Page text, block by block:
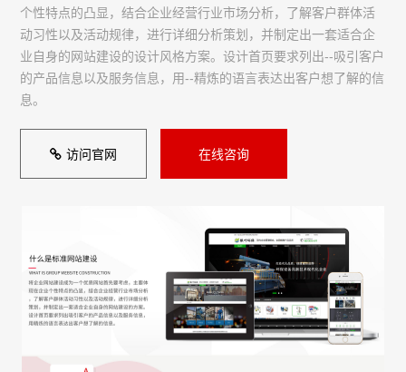
个性特点的凸显，结合企业经营行业市场分析，了解客户群体活
动习性以及活动规律，进行详细分析策划，并制定出一套适合企
业自身的网站建设的设计风格方案。设计首页要求列出--吸引客户
的产品信息以及服务信息，用--精炼的语言表达出客户想了解的信
息。
访问官网 在线咨询